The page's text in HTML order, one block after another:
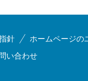
針 ホームページの
い合わせ